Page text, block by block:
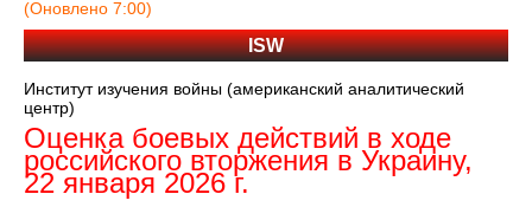
(Оновлено 7:00)
ISW
Институт изучения войны (американский аналитический
центр)
Оценка боевых действий в ходе
российского вторжения в Украину,
22 января 2026 г.